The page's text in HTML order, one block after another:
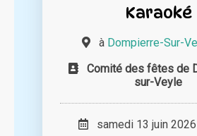
Karaoké
à Dompierre-Sur-
Comité des fêtes de
sur-Veyle
samedi 13 juin 2026